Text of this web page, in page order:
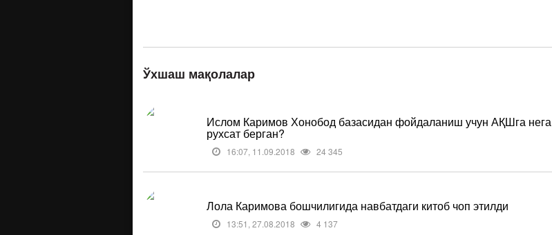
Ўхшаш мақолалар
Ислом Каримов Хонобод базасидан фойдаланиш учун АҚШга нега
рухсат берган?
16:07, 11.09.2018 24 345
Лола Каримова бошчилигида навбатдаги китоб чоп этилди
13:51, 27.08.2018 4 137